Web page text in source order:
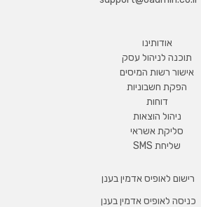
אודותינו
תוכנה לניהול עסק
אישור רשות המיסים
הפקת חשבוניות
דוחות
ניהול הוצאות
סליקת אשראי
שליחת SMS
רישום לאופיס אדמין בענן
כניסה לאופיס אדמין בענן